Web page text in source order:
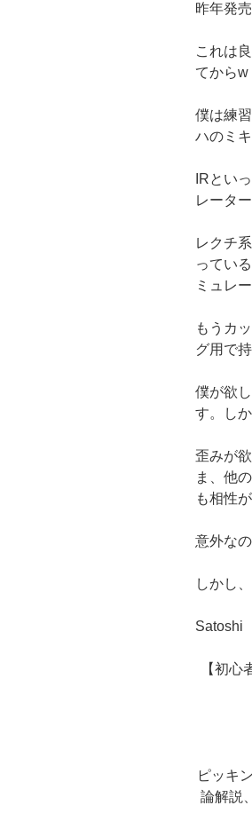
昨年発
これは
てからw
僕は練
ハのミ
IRとい
レータ
レクチ
ってい
ミュレ
もうカ
グ用で
僕が欲
す。し
歪みが
ま、他
も相性
意外な
しかし
Satoshi
【初
ピッキ
論解説